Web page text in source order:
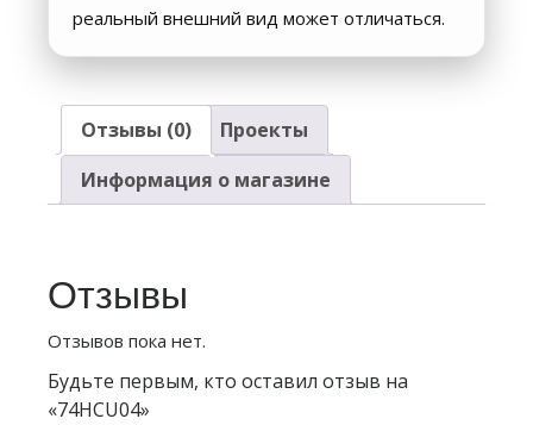
реальный внешний вид может отличаться.
Отзывы (0)
Проекты
Информация о магазине
Отзывы
Отзывов пока нет.
Будьте первым, кто оставил отзыв на
«74HCU04»